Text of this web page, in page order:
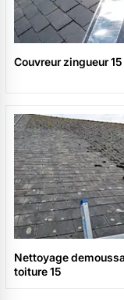
Couvreur zingueur 15
Nettoyage
toiture 15